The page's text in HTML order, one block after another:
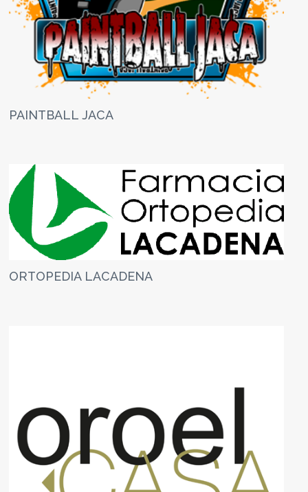
PAINTBALL JACA
ORTOPEDIA LACADENA